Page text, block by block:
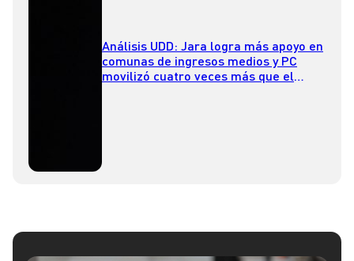
Análisis UDD: Jara logra más apoyo en
comunas de ingresos medios y PC
movilizó cuatro veces más que el